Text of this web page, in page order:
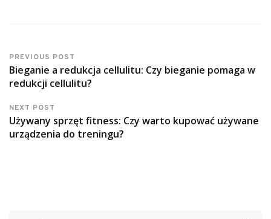
PREVIOUS POST
Bieganie a redukcja cellulitu: Czy bieganie pomaga w
redukcji cellulitu?
NEXT POST
Używany sprzęt fitness: Czy warto kupować używane
urządzenia do treningu?